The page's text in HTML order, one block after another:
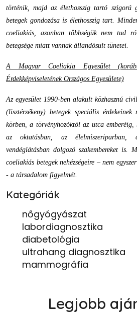
Kategóriák
nőgyógyászat
labordiagnosztika
diabetológia
ultrahang diagnosztika
mammográfia
Legjobb
történik, majd az élethosszig tartó szigorú
betegek gondozása is élethosszig tart.
coeliakiás, azonban többségük nem tud
betegsége miatt vannak állandósult tünetei.
A Magyar Coeliakia Egyesület
Érdekképviseletének Országos Egyesülete)
Az egyesület 1990-ben alakult közhasznú
(lisztérzékeny) betegek speciális érdekeinek
körben, a törvényhozóktól az utca emberéig,
az oktatásban, az élelmiszeriparban,
vendéglátásban dolgozó szakembereket
coeliakiás betegek nehézségeire – nem
- a társadalom figyelmét.